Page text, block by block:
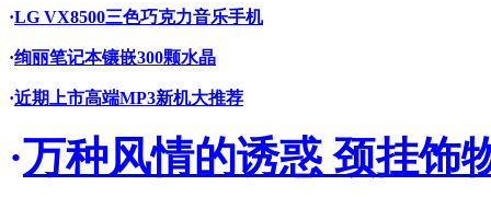
·LG VX8500三色巧克力音乐手机
·绚丽笔记本镶嵌300颗水晶
·近期上市高端MP3新机大推荐
·万种风情的诱惑 颈挂饰